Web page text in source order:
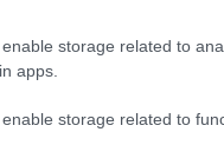
storage related to
apps.
storage related to
– Τι θα ισχύσει
αλλάζει μετά από